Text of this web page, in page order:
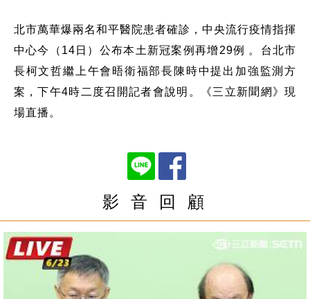
北市萬華爆兩名和平醫院患者確診，中央流行疫情指揮
中心今（14日）公布本土新冠案例再增29例 。台北市
長柯文哲繼上午會晤衛福部長陳時中提出加強監測方
案，下午4時二度召開記者會說明。《三立新聞網》現
場直播。
影 音 回 顧